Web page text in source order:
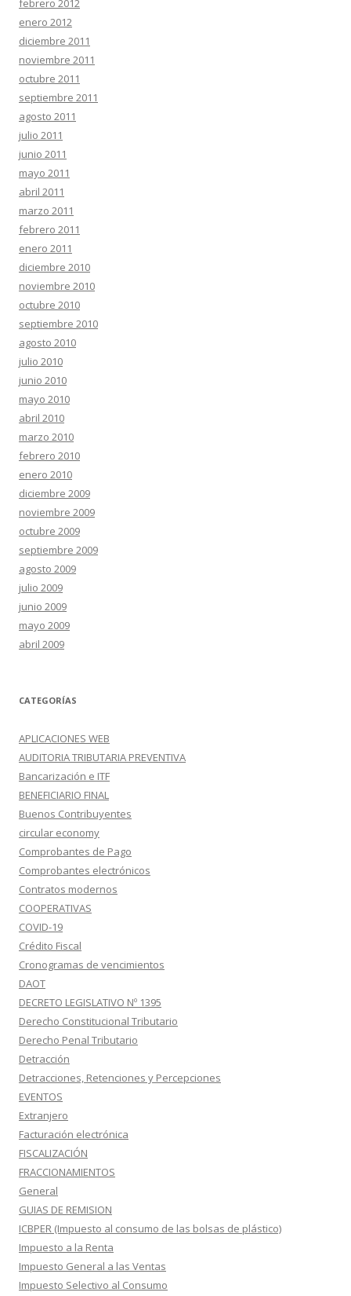
febrero 2012
enero 2012
diciembre 2011
noviembre 2011
octubre 2011
septiembre 2011
agosto 2011
julio 2011
junio 2011
mayo 2011
abril 2011
marzo 2011
febrero 2011
enero 2011
diciembre 2010
noviembre 2010
octubre 2010
septiembre 2010
agosto 2010
julio 2010
junio 2010
mayo 2010
abril 2010
marzo 2010
febrero 2010
enero 2010
diciembre 2009
noviembre 2009
octubre 2009
septiembre 2009
agosto 2009
julio 2009
junio 2009
mayo 2009
abril 2009
CATEGORÍAS
APLICACIONES WEB
AUDITORIA TRIBUTARIA PREVENTIVA
Bancarización e ITF
BENEFICIARIO FINAL
Buenos Contribuyentes
circular economy
Comprobantes de Pago
Comprobantes electrónicos
Contratos modernos
COOPERATIVAS
COVID-19
Crédito Fiscal
Cronogramas de vencimientos
DAOT
DECRETO LEGISLATIVO Nº 1395
Derecho Constitucional Tributario
Derecho Penal Tributario
Detracción
Detracciones, Retenciones y Percepciones
EVENTOS
Extranjero
Facturación electrónica
FISCALIZACIÓN
FRACCIONAMIENTOS
General
GUIAS DE REMISION
ICBPER (Impuesto al consumo de las bolsas de plástico)
Impuesto a la Renta
Impuesto General a las Ventas
Impuesto Selectivo al Consumo